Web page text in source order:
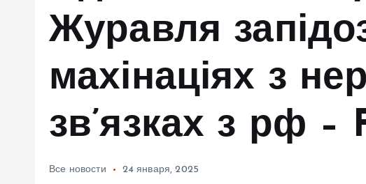
Журавля
махінаціях з
зв’язках з рф –
Все новости 24 января, 2025